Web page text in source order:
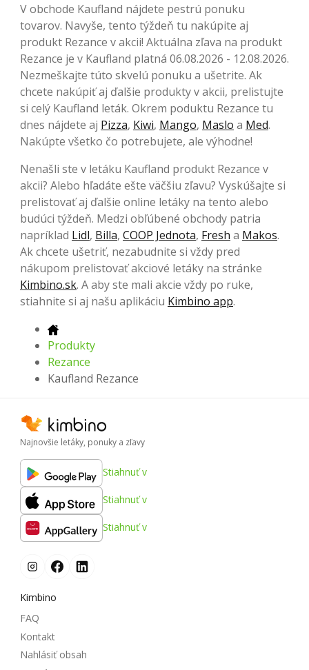
V obchode Kaufland nájdete pestrú ponuku
tovarov. Navyše, tento týždeň tu nakúpite aj
produkt Rezance v akcii! Aktuálna zľava na produkt
Rezance je v Kaufland platná 06.08.2026 - 12.08.2026.
Nezmeškajte túto skvelú ponuku a ušetrite. Ak
chcete nakúpiť aj ďalšie produkty v akcii, prelistujte
si celý Kaufland leták. Okrem poduktu Rezance tu
dnes nájdete aj Pizza, Kiwi, Mango, Maslo a Med.
Nakúpte všetko čo potrebujete, ale výhodne!
Nenašli ste v letáku Kaufland produkt Rezance v
akcii? Alebo hľadáte ešte väčšiu zľavu? Vyskúšajte si
prelistovať aj ďalšie online letáky na tento alebo
budúci týždeň. Medzi obľúbené obchody patria
napríklad Lidl, Billa, COOP Jednota, Fresh a Makos.
Ak chcete ušetriť, nezabudnite si vždy pred
nákupom prelistovať akciové letáky na stránke
Kimbino.sk. A aby ste mali akcie vždy po ruke,
stiahnite si aj našu aplikáciu Kimbino app.
Produkty
Rezance
Kaufland Rezance
Najnovšie letáky, ponuky a zľavy
Stiahnuť v
Stiahnuť v
Stiahnuť v
Kimbino
FAQ
Kontakt
Nahlásiť obsah